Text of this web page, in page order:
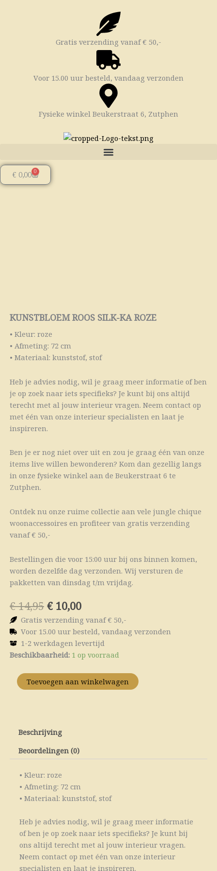
Gratis verzending vanaf € 50,-
Voor 15.00 uur besteld, vandaag verzonden
Fysieke winkel Beukerstraat 6, Zutphen
€ 0,00 0
Winkelwagen
KUNSTBLOEM ROOS SILK-KA ROZE
• Kleur: roze
• Afmeting: 72 cm
• Materiaal: kunststof, stof
Heb je advies nodig, wil je graag meer informatie of ben
je op zoek naar iets specifieks? Je kunt bij ons altijd
terecht met al jouw interieur vragen. Neem contact op
met één van onze interieur specialisten en laat je
inspireren.
Ben je er nog niet over uit en zou je graag één van onze
items live willen bewonderen? Kom dan gezellig langs
in onze fysieke winkel aan de Beukerstraat 6 te
Zutphen.
Ontdek nu onze ruime collectie aan vele jungle chique
woonaccessoires en profiteer van gratis verzending
vanaf € 50,-
Bestellingen die voor 15:00 uur bij ons binnen komen,
worden dezelfde dag verzonden. Wij versturen de
pakketten van dinsdag t/m vrijdag.
€14,95 Oorspronkelijke
prijs
was:
€ 14,95.
€ 10,00Huidige
prijs
is:
€ 10,00.
Gratis verzending vanaf € 50,-
Voor 15.00 uur besteld, vandaag verzonden
1-2 werkdagen levertijd
Beschikbaarheid: 1 op voorraad
Kunstbloem
Silk-
roze
Toevoegen aan winkelwagen
Beschrijving
Beoordelingen (0)
• Kleur: roze
• Afmeting: 72 cm
• Materiaal: kunststof, stof
Heb je advies nodig, wil je graag meer informatie
of ben je op zoek naar iets specifieks? Je kunt bij
ons altijd terecht met al jouw interieur vragen.
Neem contact op met één van onze interieur
specialisten en laat je inspireren.